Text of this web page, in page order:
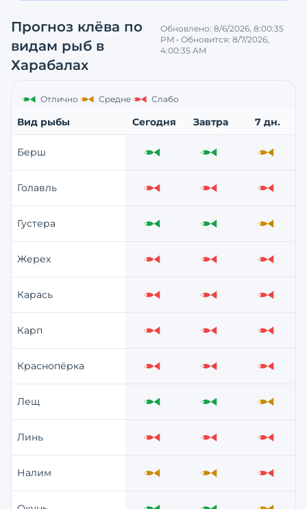
Прогноз клёва по
видам рыб в
Харабалах
Обновлено: 8/6/2026, 8:00:35
PM • Обновится: 8/7/2026,
4:00:35 AM
Отлично Средне Слабо
Вид рыбы Сегодня Завтра 7 дн.
Берш Отлично Отлично Средне
Голавль Слабо Слабо Слабо
Густера Отлично Отлично Средне
Жерех Слабо Слабо Слабо
Карась Слабо Слабо Слабо
Карп Слабо Слабо Слабо
Краснопёрка Слабо Слабо Слабо
Лещ Отлично Отлично Средне
Линь Слабо Слабо Слабо
Налим Средне Средне Слабо